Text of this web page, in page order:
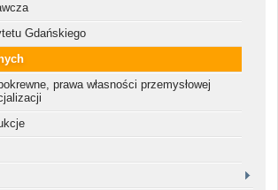
Gdańskiego
prawa własności przemysłowej